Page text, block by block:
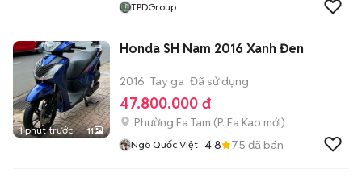
TPDGroup
1 phút trước 11
Honda SH Nam 2016 Xanh Đen
2016 Tay ga Đã sử dụng
47.800.000 đ
Phường Ea Tam (P. Ea Kao mới)
Ngô Quốc Việt 4.8 75 đã bán